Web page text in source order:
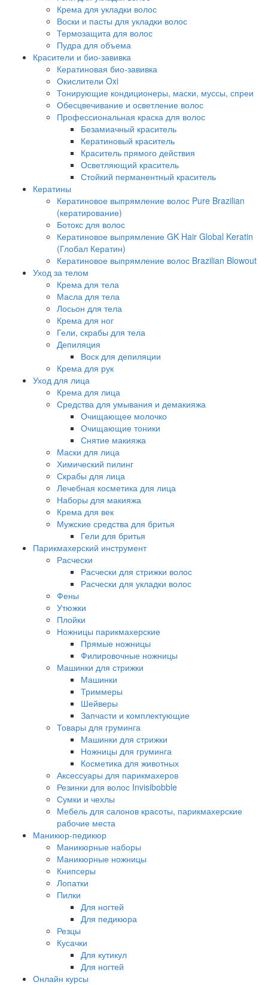
Крема для укладки волос
Воски и пасты для укладки волос
Термозащита для волос
Пудра для объема
Красители и био-завивка
Кератиновая био-завивка
Окислители Oxi
Тонирующие кондиционеры, маски, муссы, спреи
Обесцвечивание и осветление волос
Профессиональная краска для волос
Безамиачный краситель
Кератиновый краситель
Краситель прямого действия
Осветляющий краситель
Стойкий перманентный краситель
Кератины
Кератиновое выпрямление волос Pure Brazilian
(кератирование)
Ботокс для волос
Кератиновое выпрямление GK Hair Global Keratin
(Глобал Кератин)
Кератиновое выпрямление волос Brazilian Blowout
Уход за телом
Крема для тела
Масла для тела
Лосьон для тела
Крема для ног
Гели, скрабы для тела
Депиляция
Воск для депиляции
Крема для рук
Уход для лица
Крема для лица
Средства для умывания и демакияжа
Очищающее молочко
Очищающие тоники
Снятие макияжа
Маски для лица
Химический пилинг
Скрабы для лица
Лечебная косметика для лица
Наборы для макияжа
Крема для век
Мужские средства для бритья
Гели для бритья
Парикмахерский инструмент
Расчески
Расчески для стрижки волос
Расчески для укладки волос
Фены
Утюжки
Плойки
Ножницы парикмахерские
Прямые ножницы
Филировочные ножницы
Машинки для стрижки
Машинки
Триммеры
Шейверы
Запчасти и комплектующие
Товары для груминга
Машинки для стрижки
Ножницы для груминга
Косметика для животных
Аксессуары для парикмахеров
Резинки для волос Invisibobble
Сумки и чехлы
Мебель для салонов красоты, парикмахерские
рабочие места
Маникюр-педикюр
Маникюрные наборы
Маникюрные ножницы
Книпсеры
Лопатки
Пилки
Для ногтей
Для педикюра
Резцы
Кусачки
Для кутикул
Для ногтей
Онлайн курсы